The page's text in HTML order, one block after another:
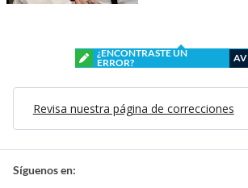
¿ENCONTRASTE UN
ERROR?
Revisa nuestra página de correcciones
Síguenos en: